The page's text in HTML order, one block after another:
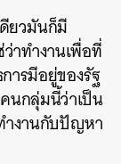
ยวมันก็มี
าทำงานเพื่อที่
ารมีอยู่ของรัฐ
นกลุ่มนี้ว่าเป็น
ำงานกับปัญหา